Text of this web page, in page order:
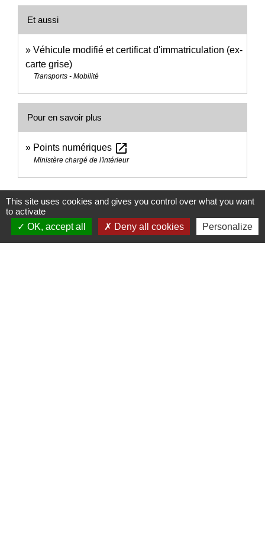
Et aussi
Véhicule modifié et certificat d'immatriculation (ex-
carte grise)
Transports - Mobilité
Pour en savoir plus
Points numériques open_in_new
Ministère chargé de l'intérieur
Signaler une erreur sur cette page
This site uses cookies and gives you control over what you want
to activate
OK, accept all
Deny all cookies Personalize